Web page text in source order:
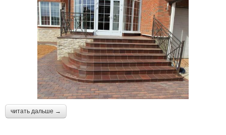
читать дальше →